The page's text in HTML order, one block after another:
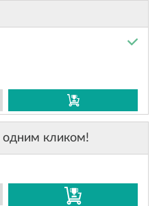
одним кликом!